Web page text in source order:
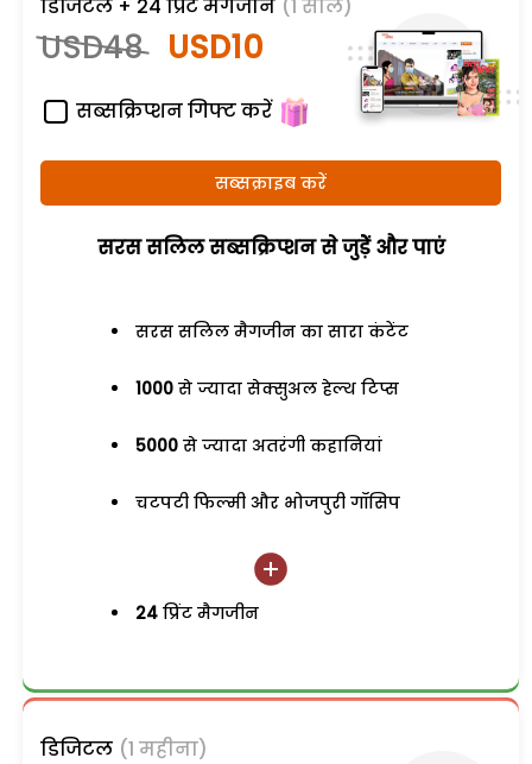
डिजिटल + 24 प्रिंट मैगजीन (1 साल)
USD48 USD10
सब्सक्रिप्शन गिफ्ट करें
सब्सक्राइब करें
सरस सलिल सब्सक्रिप्शन से जुड़ेें और पाएं
सरस सलिल मैगजीन का सारा कंटेंट
1000 से ज्यादा सेक्सुअल हेल्थ टिप्स
5000 से ज्यादा अतरंगी कहानियां
चटपटी फिल्मी और भोजपुरी गॉसिप
24 प्रिंट मैगजीन
डिजिटल (1 महीना)